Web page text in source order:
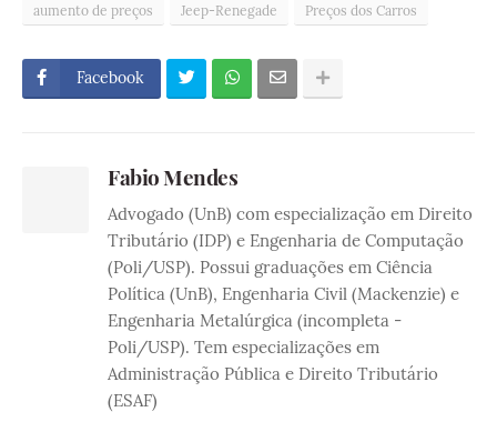
aumento de preços Jeep-Renegade Preços dos Carros
Facebook
Fabio Mendes
Advogado (UnB) com especialização em Direito
Tributário (IDP) e Engenharia de Computação
(Poli/USP). Possui graduações em Ciência
Política (UnB), Engenharia Civil (Mackenzie) e
Engenharia Metalúrgica (incompleta -
Poli/USP). Tem especializações em
Administração Pública e Direito Tributário
(ESAF)